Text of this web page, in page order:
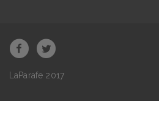
LaParafe 2017